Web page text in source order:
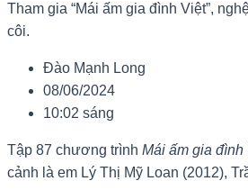
Tham gia “Mái ấm gia đình Việt”,
côi.
Đào Mạnh Long
08/06/2024
10:02 sáng
Tập 87 chương trình Mái ấm gia đình
cảnh là em Lý Thị Mỹ Loan (2012),